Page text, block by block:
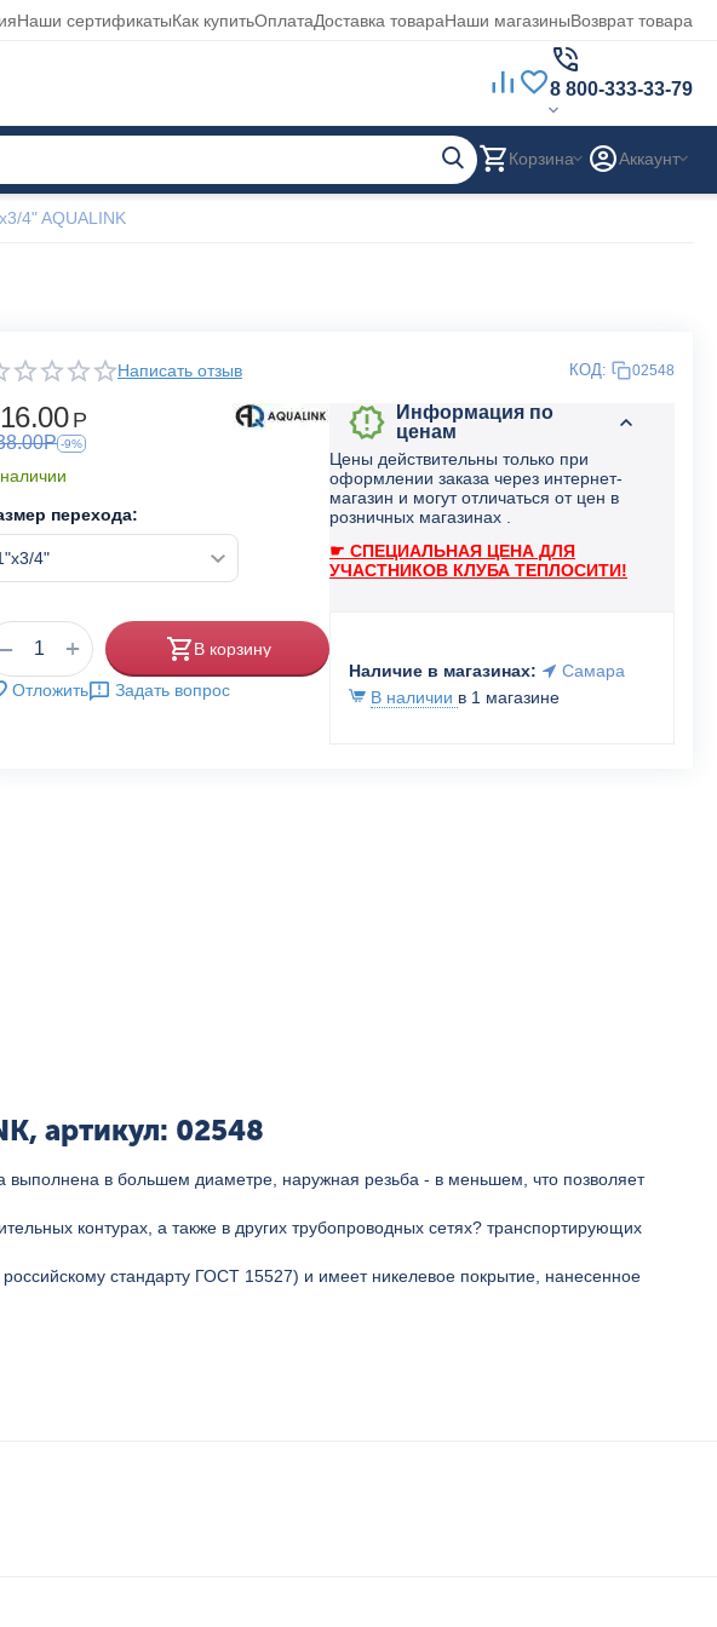
Наши сертификатыКак купитьОплатаДоставка товараНаши магазиныВозврат товара
8 800-333-33-79
Корзина Аккаунт
4" AQUALINK
Написать отзыв КОД: 02548
Р
Р -9%
перехода:
+
− В корзину
Отложить Задать вопрос
Информация по
ценам
Цены действительны только при
оформлении заказа через интернет-
магазин и могут отличаться от цен в
розничных магазинах .
☛ СПЕЦИАЛЬНАЯ ЦЕНА ДЛЯ
УЧАСТНИКОВ КЛУБА ТЕПЛОСИТИ!
Наличие в магазинах:
Самара
В наличии в 1 магазине
артикул: 02548
выполнена в большем диаметре, наружная резьба - в меньшем, что позволяет
контурах, а также в других трубопроводных сетях? транспортирующих
стандарту ГОСТ 15527) и имеет никелевое покрытие, нанесенное